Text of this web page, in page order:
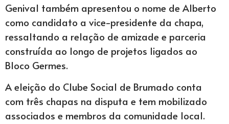
Genival também apresentou o nome de Alberto
como candidato a vice-presidente da chapa,
ressaltando a relação de amizade e parceria
construída ao longo de projetos ligados ao
Bloco Germes.
A eleição do Clube Social de Brumado conta
com três chapas na disputa e tem mobilizado
associados e membros da comunidade local.